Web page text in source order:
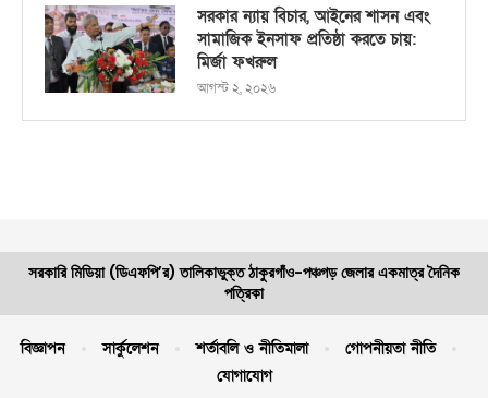
সরকার ন্যায় বিচার, আইনের শাসন এবং
সামাজিক ইনসাফ প্রতিষ্ঠা করতে চায়:
মির্জা ফখরুল
আগস্ট ২, ২০২৬
সরকারি মিডিয়া (ডিএফপি’র) তালিকাভুক্ত ঠাকুরগাঁও-পঞ্চগড় জেলার একমাত্র দৈনিক
পত্রিকা
বিজ্ঞাপন সার্কুলেশন শর্তাবলি ও নীতিমালা
গোপনীয়তা নীতি
যোগাযোগ